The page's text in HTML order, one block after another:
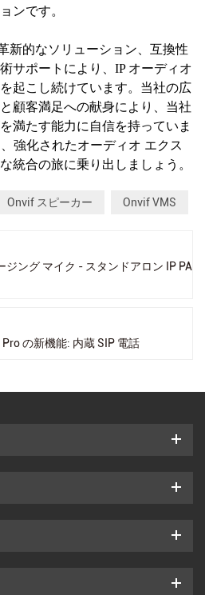
ンです。
新的なソリューション、互換性
サポートにより、IP オーディオ
起こし続けています。当社の広
顧客満足への献身により、当社
満たす能力に自信を持っていま
強化されたオーディオ エクス
統合の旅に乗り出しましょう。
Onvif スピーカー Onvif VMS
ジング マイク - スタンドアロン IP PA
の新機能: 内蔵 SIP 電話